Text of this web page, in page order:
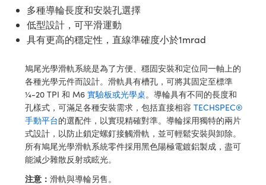
| 雷射光學
| 超快光學
濺鍍）鍍膜光學元件
Elements (DOE) | 繞射光
| 雷射稜鏡
Filters | 顯微鏡濾光片
Lenses | 變焦鏡頭模組
Targets | 顯微鏡標靶
Stage Micrometers | 刻劃板或
Mechanics | 顯微鏡用結構件
and Optomechanics |
Interface Cameras | 高速接口相
Development Systems
Optical Company
Components
Labs™
多種導輪長度和安裝孔選擇
低型設計，可平滑運動
具有更高的穩定性，直線準確度小於1mrad
鳩尾光學滑軌系統是為了方便、穩固安裝和定位同一軸上的
各種光學元件而設計。滑軌具有槽孔，可將其固定至標準
¼-20 TPI 和 M6 實驗板或光學桌。導輪具有不同的長度和
孔樣式，可滿足各種安裝需求，包括直接相容 TECHSPEC®
手動平台的選配件，以實現精確對準。導輪採用獨特的兩片
式設計，以防止鎖定螺釘接觸滑軌，並可輕鬆安裝與卸除。
所有鳩尾光學滑軌系統零件採用黑色陽極電鍍鋁製成，盡可
能減少雜散反射或眩光。
注意： 滑軌與導輪另售。